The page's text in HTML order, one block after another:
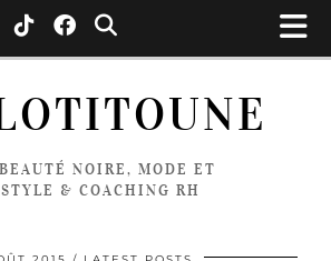
NOIRE, MODE ET
& COACHING RH